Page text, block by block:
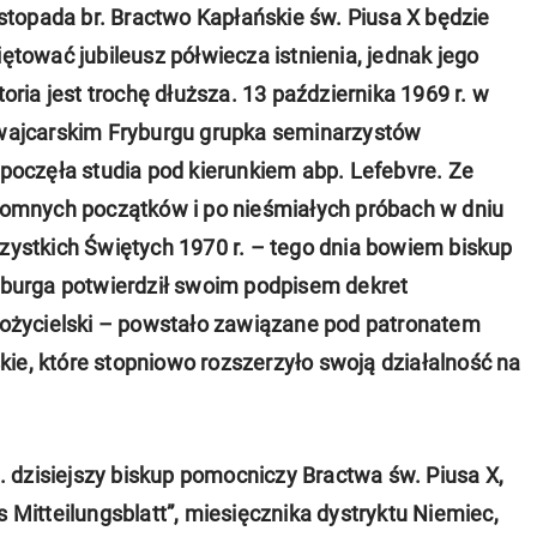
br. Bractwo Kapłańskie św. Piusa X będzie
jubileusz półwiecza istnienia, jednak jego
jest trochę dłuższa. 13 października 1969 r. w
Fryburgu grupka seminarzystów
studia pod kierunkiem abp. Lefebvre. Ze
początków i po nieśmiałych próbach w dniu
Świętych 1970 r. – tego dnia bowiem biskup
potwierdził swoim podpisem dekret
– powstało zawiązane pod patronatem
które stopniowo rozszerzyło swoją działalność na
biskup pomocniczy Bractwa św. Piusa X,
Mitteilungsblatt”, miesięcznika dystryktu Niemiec,